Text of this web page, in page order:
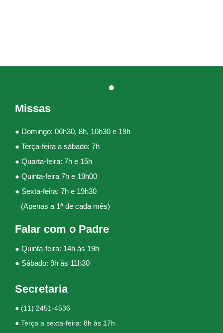
Missas
● Domingo: 06h30, 8h, 10h30 e 19h
● Terça-feira a sábado: 7h
● Quarta-feira: 7h e 15h
● Quinta-feira 7h e 19h00
● Sexta-feira: 7h e 19h30
(Apenas a 1ª de cada mês)
Falar com o Padre
● Quinta-feira: 14h às 19h
● Sábado: 9h às 11h30
Secretaria
● (11) 2451-4536
● Terça a sexta-feira: 8h às 17h